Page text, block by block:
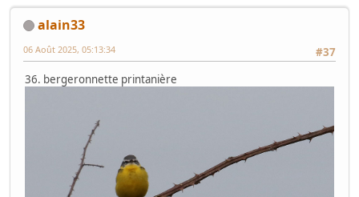
alain33
#37
06 Août 2025, 05:13:34
36. bergeronnette printanière